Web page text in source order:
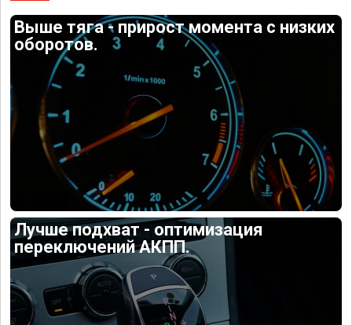
Выше тяга - прирост момента с низких
оборотов.
Лучше подхват - оптимизация
переключений АКПП.